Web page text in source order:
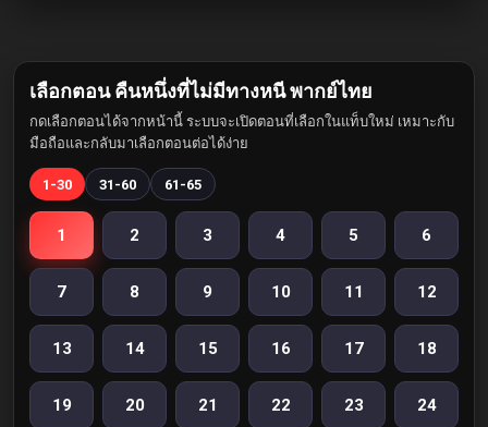
เลือกตอน คืนหนึ่งที่ไม่มีทางหนี พากย์ไทย
กดเลือกตอนได้จากหน้านี้ ระบบจะเปิดตอนที่เลือกในแท็บใหม่ เหมาะกับ
มือถือและกลับมาเลือกตอนต่อได้ง่าย
1-30 31-60 61-65
1 2 3 4 5 6
7 8 9 10 11 12
13 14 15 16 17 18
19 20 21 22 23 24